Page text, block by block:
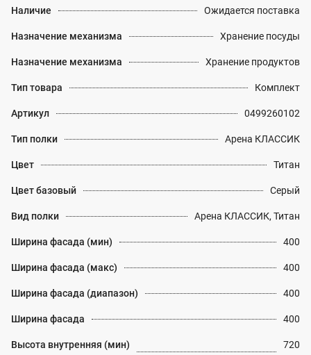
Наличие Ожидается поставка
Назначение механизма Хранение посуды
Назначение механизма Хранение продуктов
Тип товара Комплект
Артикул 0499260102
Тип полки Арена КЛАССИК
Цвет Титан
Цвет базовый Серый
Вид полки Арена КЛАССИК, Титан
Ширина фасада (мин) 400
Ширина фасада (макс) 400
Ширина фасада (диапазон) 400
Ширина фасада 400
Высота внутренняя (мин) 720